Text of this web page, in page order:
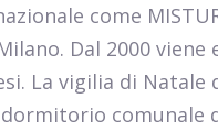
come
Dal 2000
La vigilia di Natale
comunale